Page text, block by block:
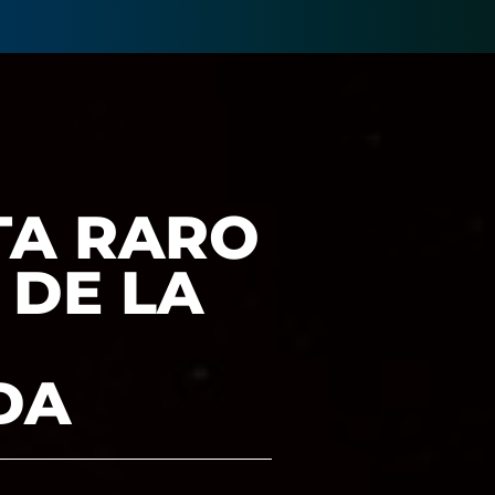
RARO
LA